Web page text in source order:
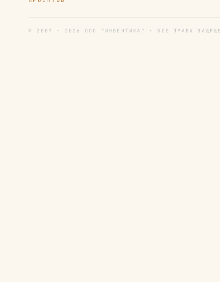
© 2007 - 2026 ООО "ИНВЕНТИКА" • ВСЕ ПРАВА